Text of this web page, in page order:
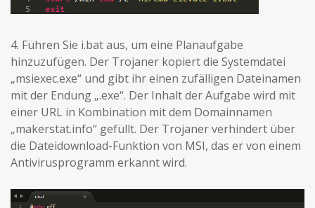
4. Führen Sie i.bat aus, um eine Planaufgabe
hinzuzufügen. Der Trojaner kopiert die Systemdatei
„msiexec.exe“ und gibt ihr einen zufälligen Dateinamen
mit der Endung „.exe“. Der Inhalt der Aufgabe wird mit
einer URL in Kombination mit dem Domainnamen
„makerstat.info“ gefüllt. Der Trojaner verhindert über
die Dateidownload-Funktion von MSI, das er von einem
Antivirusprogramm erkannt wird.